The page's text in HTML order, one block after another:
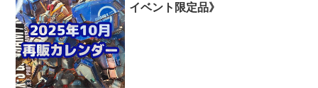
イベント限定品》